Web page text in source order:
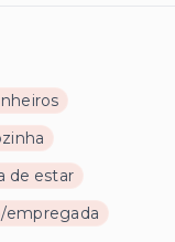
de estar
empregada